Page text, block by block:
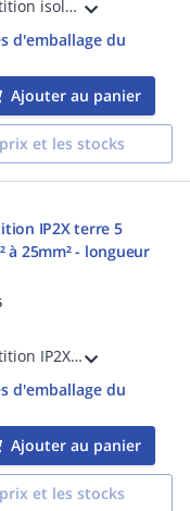
Bornier de répartition isolé IP2X bleu pour Neutre avec 4 connexions 1,5mm² à 16mm²- longueur 47mm, à fixer sur rail, support universel ou barreau plat 12x2mm
d'emballage du
Ajouter au panier
et les stocks
IP2X terre 5
à 25mm² - longueur
Bornier de répartition IP2X terre 5 connexions 6mm² à 25mm² - longueur 227mm
d'emballage du
Ajouter au panier
et les stocks